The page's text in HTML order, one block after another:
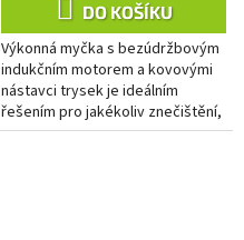
DO KOŠÍKU
Výkonná myčka s bezúdržbovým
indukčním motorem a kovovými
nástavci trysek je ideálním
řešením pro jakékoliv znečištění,
které Vás může potkat kolem